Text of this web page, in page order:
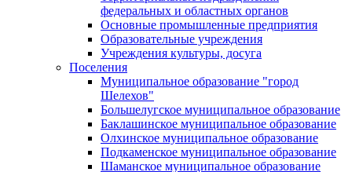
федеральных и областных органов
Основные промышленные предприятия
Образовательные учреждения
Учреждения культуры, досуга
Поселения
Муниципальное образование "город
Шелехов"
Большелугское муниципальное образование
Баклашинское муниципальное образование
Олхинское муниципальное образование
Подкаменское муниципальное образование
Шаманское муниципальное образование